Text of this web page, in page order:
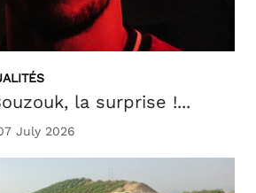
la surprise !...
July 2026